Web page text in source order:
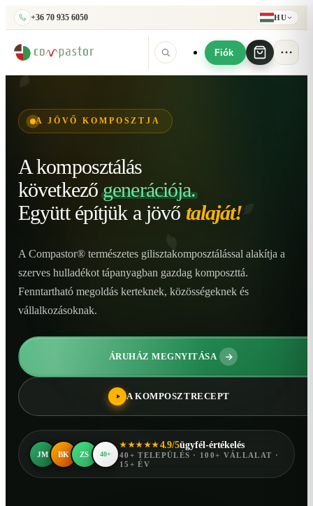
+36 70 935 6050 HU
Fiók
A JÖVŐ KOMPOSZTJA
A komposztálás
következő generációja.
Együtt építjük a jövő talaját!
A Compastor® természetes gilisztakomposztálással alakítja a
szerves hulladékot tápanyagban gazdag komposzttá.
Fenntartható megoldás kerteknek, közösségeknek és
vállalkozásoknak.
ÁRUHÁZ MEGNYITÁSA
A KOMPOSZTRECEPT
JM BK ZS 40+
★★★★★4.9/5ügyfél-értékelés
40+ TELEPÜLÉS · 100+ VÁLLALAT ·
15+ ÉV